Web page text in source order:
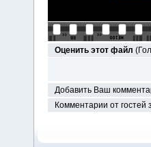
Оценить этот файл
Добавить Ваш
Комментарии от